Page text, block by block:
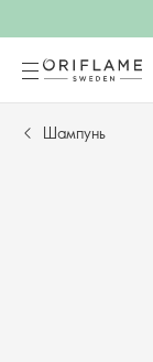
Шампунь